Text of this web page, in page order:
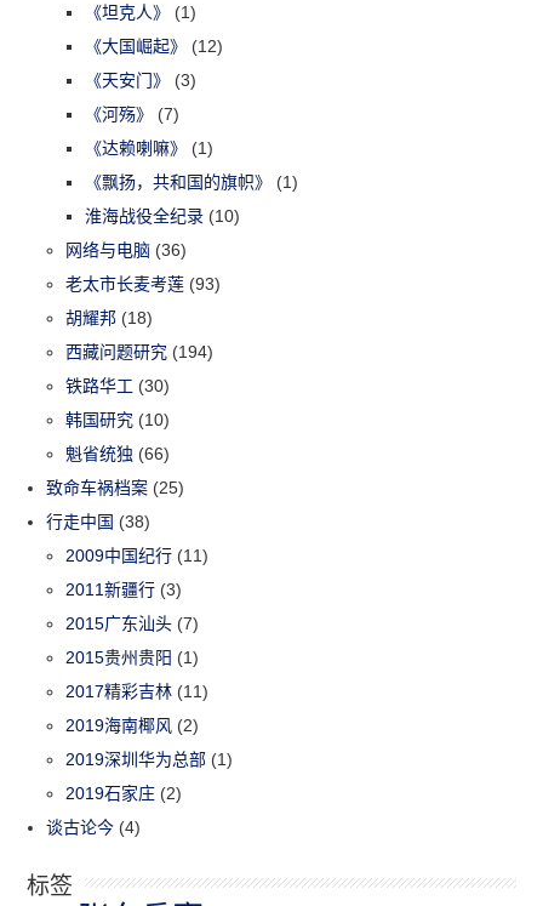
《坦克人》
(1)
《大国崛起》
(12)
《天安门》
(3)
《河殇》
(7)
《达赖喇嘛》
(1)
《飘扬，共和国的旗帜》
(1)
淮海战役全纪录 (10)
网络与电脑 (36)
老太市长麦考莲 (93)
胡耀邦 (18)
西藏问题研究 (194)
铁路华工 (30)
韩国研究 (10)
魁省统独 (66)
致命车祸档案 (25)
行走中国 (38)
2009中国纪行 (11)
2011新疆行 (3)
2015广东汕头 (7)
2015贵州贵阳 (1)
2017精彩吉林 (11)
2019海南椰风 (2)
2019深圳华为总部 (1)
2019石家庄 (2)
谈古论今 (4)
标签